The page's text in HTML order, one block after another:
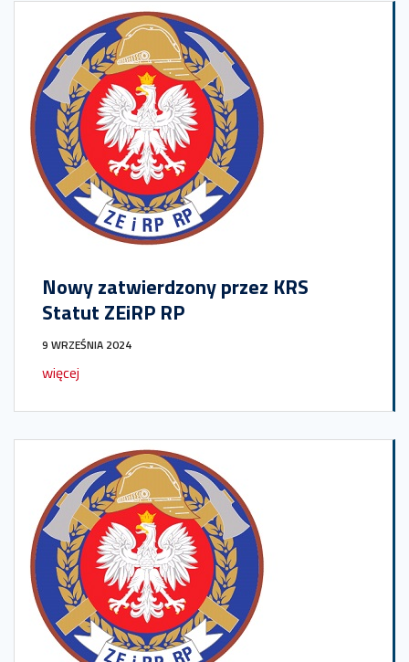
Nowy zatwierdzony przez KRS
Statut ZEiRP RP
9 WRZEŚNIA 2024
więcej